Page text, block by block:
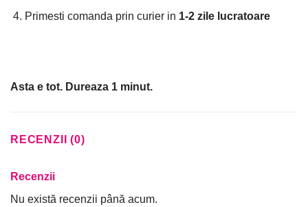
Primesti comanda prin curier in 1-2 zile lucratoare
Asta e tot. Dureaza 1 minut.
RECENZII (0)
Recenzii
Nu există recenzii până acum.